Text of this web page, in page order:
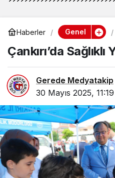
Haberler Genel
Çankırı’da
Gerede Medyatakip
30 Mayıs 2025, 11:19